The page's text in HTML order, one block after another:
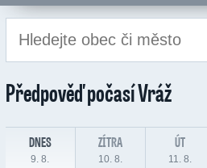
Předpověď počasíVráž
DNES
9. 8.
ZÍTRA
10. 8.
ÚT
11. 8.